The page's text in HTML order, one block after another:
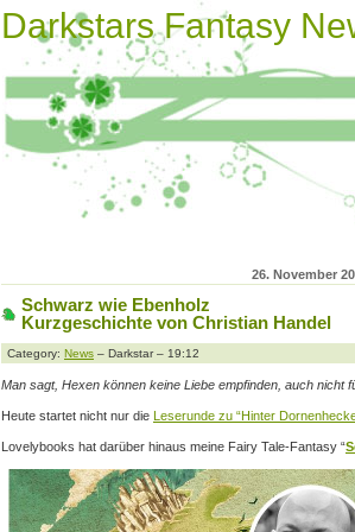
Darkstars Fantasy
26. November
Schwarz wie Ebenholz
Kurzgeschichte von Christian Handel
Category: News – Darkstar – 19:12
Man sagt, Hexen können keine Liebe empfinden, auch nicht
Heute startet nicht nur die Leserunde zu “Hinter
Lovelybooks hat darüber hinaus meine Fairy Tale-Fantasy “